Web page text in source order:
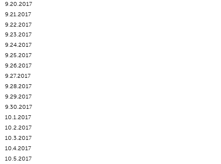
9.20.2017
9.21.2017
9.22.2017
9.23.2017
9.24.2017
9.25.2017
9.26.2017
9.27.2017
9.28.2017
9.29.2017
9.30.2017
10.1.2017
10.2.2017
10.3.2017
10.4.2017
10.5.2017